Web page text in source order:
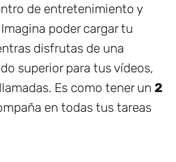
de entretenimiento y
poder cargar tu
disfrutas de una
superior para tus vídeos,
Es como tener un 2
en todas tus tareas